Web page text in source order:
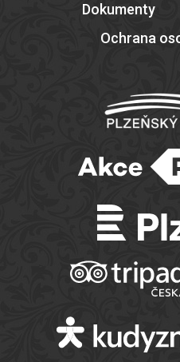
Dokumenty
Ochrana